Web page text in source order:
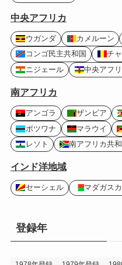
中央アフリカ
ウガンダ カメルーン
コンゴ民主共和国
チ
ニジェール
中央アフ
南アフリカ
アンゴラ ザンビア
ボツワナ
マラウイ
レソト
南アフリカ共
インド洋地域
セーシェル マダガス
登録年